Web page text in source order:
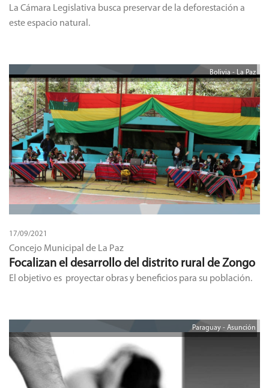
La Cámara Legislativa busca preservar de la deforestación a
este espacio natural.
17/09/2021
Concejo Municipal de La Paz
Bolivia - La Paz
Focalizan el desarrollo del distrito rural de Zongo
El objetivo es proyectar obras y beneficios para su población.
Paraguay - Asunción